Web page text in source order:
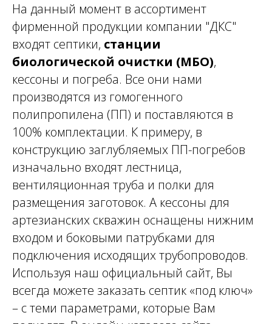
На данный момент в ассортимент
фирменной продукции компании "ДКС"
входят септики, станции
биологической очистки (МБО),
кессоны и погреба. Все они нами
производятся из гомогенного
полипропилена (ПП) и поставляются в
100% комплектации. К примеру, в
конструкцию заглубляемых ПП-погребов
изначально входят лестница,
вентиляционная труба и полки для
размещения заготовок. А кессоны для
артезианских скважин оснащены нижним
входом и боковыми патрубками для
подключения исходящих трубопроводов.
Используя наш официальный сайт, Вы
всегда можете заказать септик «под ключ»
– с теми параметрами, которые Вам